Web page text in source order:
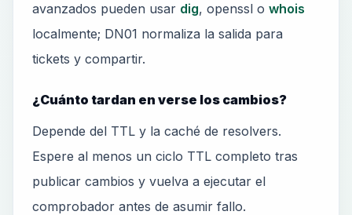
avanzados pueden usar dig, openssl o whois
localmente; DN01 normaliza la salida para
tickets y compartir.
¿Cuánto tardan en verse los cambios?
Depende del TTL y la caché de resolvers.
Espere al menos un ciclo TTL completo tras
publicar cambios y vuelva a ejecutar el
comprobador antes de asumir fallo.